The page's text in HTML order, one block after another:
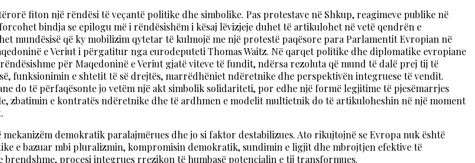
fiton një rëndësi të veçantë politike dhe simbolike. Pas protestave në Shkup, reagimeve publike në
bindja se epilogu më i rëndësishëm i kësaj lëvizjeje duhet të artikulohet në vetë qendrën e
mundësisë që ky mobilizim qytetar të kulmojë me një protestë paqësore para Parlamentit Evropian në
e Veriut i përgatitur nga eurodeputeti Thomas Waitz. Në qarqet politike dhe diplomatike evropiane
për Maqedoninë e Veriut gjatë viteve të fundit, ndërsa rezoluta që mund të dalë prej tij të
funksionimin e shtetit të së drejtës, marrëdhëniet ndëretnike dhe perspektivën integruese të vendit.
do të përfaqësonte jo vetëm një akt simbolik solidariteti, por edhe një formë legjitime të pjesëmarrjes
zbatimin e kontratës ndëretnike dhe të ardhmen e modelit multietnik do të artikuloheshin në një moment
demokratik paralajmërues dhe jo si faktor destabilizues. Ato rikujtojnë se Evropa nuk është
e bazuar mbi pluralizmin, kompromisin demokratik, sundimin e ligjit dhe mbrojtjen efektive të
procesi integrues rrezikon të humbasë potencialin e tij transformues.